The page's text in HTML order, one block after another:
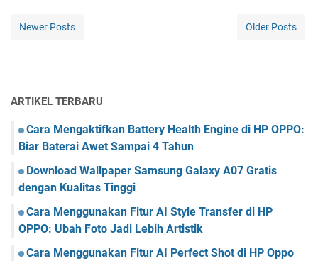
Newer Posts Older Posts
ARTIKEL TERBARU
Cara Mengaktifkan Battery Health Engine di HP OPPO:
Biar Baterai Awet Sampai 4 Tahun
Download Wallpaper Samsung Galaxy A07 Gratis
dengan Kualitas Tinggi
Cara Menggunakan Fitur AI Style Transfer di HP
OPPO: Ubah Foto Jadi Lebih Artistik
Cara Menggunakan Fitur AI Perfect Shot di HP Oppo